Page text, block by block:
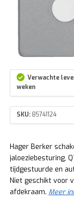
Verwachte
weken
SKU: 85741124
Hager Berker
jaloeziebesturing,
tijdgestuurde en
Niet geschikt voor
afdekraam. Meer